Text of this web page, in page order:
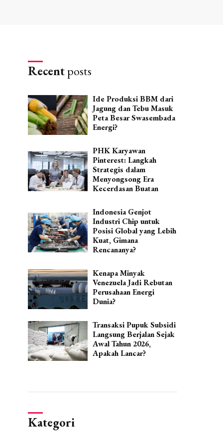
Recentposts
Ide Produksi BBM dari
Jagung dan Tebu Masuk
Peta Besar Swasembada
Energi?
PHK Karyawan
Pinterest: Langkah
Strategis dalam
Menyongsong Era
Kecerdasan Buatan
Indonesia Genjot
Industri Chip untuk
Posisi Global yang Lebih
Kuat, Gimana
Rencananya?
Kenapa Minyak
Venezuela Jadi Rebutan
Perusahaan Energi
Dunia?
Transaksi Pupuk Subsidi
Langsung Berjalan Sejak
Awal Tahun 2026,
Apakah Lancar?
Kategori